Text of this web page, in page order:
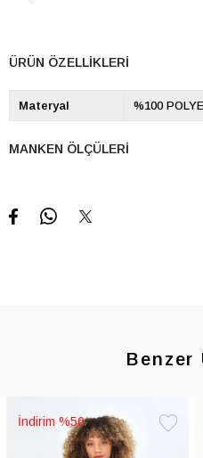
ÜRÜN ÖZELLIKLERI
Materyal %100
MANKEN ÖLÇÜLERI
Benzer
%50